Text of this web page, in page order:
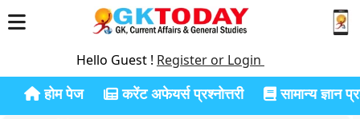
Hello Guest ! Register or Login
होम पेज करेंट अफेयर्स प्रश्नोत्तरी सामान्य ज्ञान